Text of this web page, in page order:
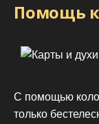
Помощь
С помощью
только